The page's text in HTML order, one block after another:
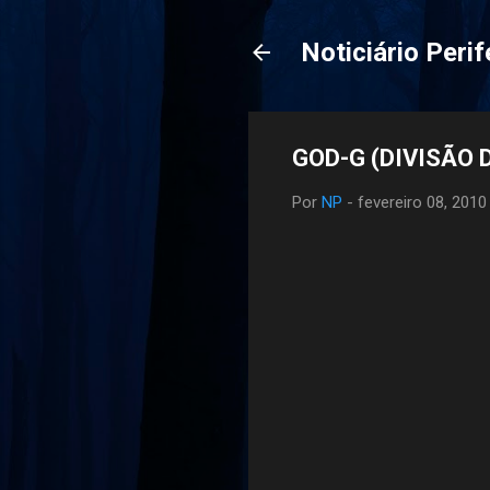
Noticiário
GOD-G
Por NP - fevereiro 08, 2010